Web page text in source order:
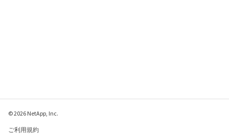
© 2026 NetApp, Inc.
ご利用規約